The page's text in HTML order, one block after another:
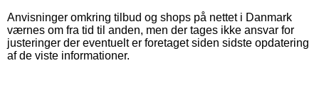
Anvisninger omkring tilbud og shops på nettet i Danmark
værnes om fra tid til anden, men der tages ikke ansvar for
justeringer der eventuelt er foretaget siden sidste opdatering
af de viste informationer.